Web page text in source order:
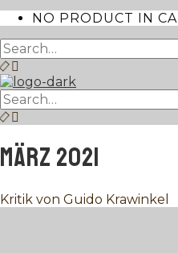
NO PRODUCT IN
Search
for:
Search
for:
MÄRZ 2021
Kritik von Guido Krawinkel